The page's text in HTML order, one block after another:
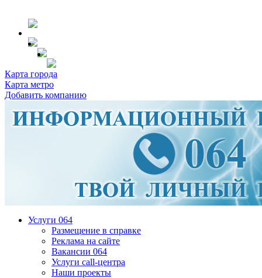
Карта города
Карта метро
Добавить компанию
Услуги 064
Размещение в справке
Реклама на сайте
Вакансии 064
Услуги call-центра
Наши проекты